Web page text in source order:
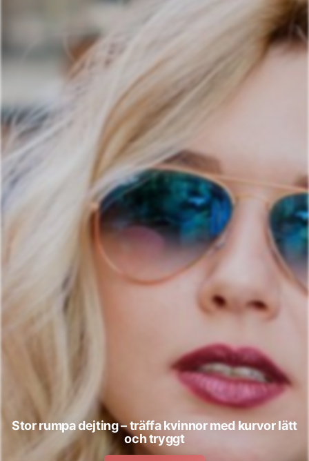
Stor rumpa dejting – träffa kvinnor med kurvor lätt
och tryggt